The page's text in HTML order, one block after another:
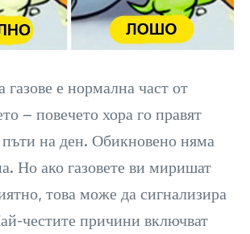
газове е нормална част от
– повечето хора го правят
на ден. Обикновено няма
Но ако газовете ви миришат
това може да сигнализира
честите причини включват